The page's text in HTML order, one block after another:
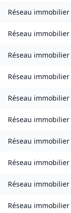
Réseau immobilier
Réseau immobilier
Réseau immobilier
Réseau immobilier
Réseau immobilier
Réseau immobilier
Réseau immobilier
Réseau immobilier
Réseau immobilier
Réseau immobilier